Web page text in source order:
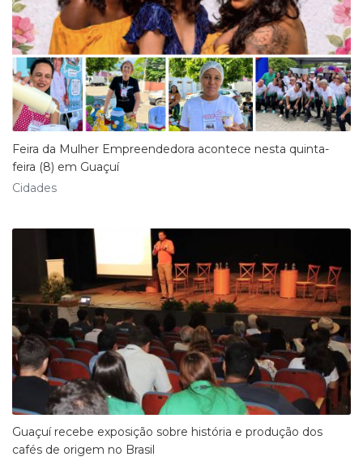
Feira da Mulher Empreendedora acontece nesta quinta-
feira (8) em Guaçuí
Cidades
Guaçuí recebe exposição sobre história e produção dos
cafés de origem no Brasil